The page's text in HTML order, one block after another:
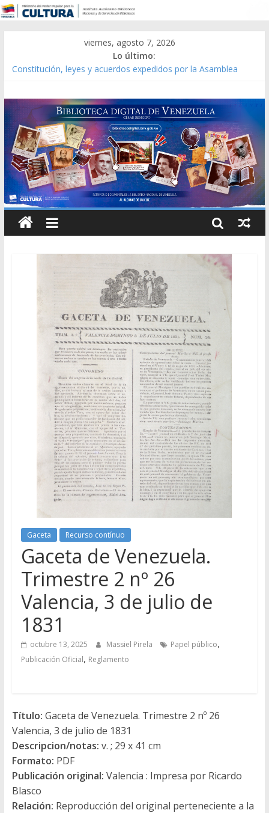
viernes, agosto 7, 2026
Lo último:
Constitución, leyes y acuerdos expedidos por la Asamblea
Modesta Bor Sánchez [material gráfico]
Gaceta Oficial de la República de Venezuela año CXXXIII Mes V,
Caracas 09 de marzo de 2006 N° 38.394
Catálogo temático de obras de Modesta Bor
Gaceta Recurso contínuo
Gaceta de Venezuela.
Trimestre 2 nº 26
Valencia, 3 de julio de
1831
octubre 13, 2025 Massiel Pirela Papel público,
Publicación Oficial, Reglamento
Título: Gaceta de Venezuela. Trimestre 2 nº 26
Valencia, 3 de julio de 1831
Descripcion/notas: v. ; 29 x 41 cm
Formato: PDF
Publicación original: Valencia : Impresa por Ricardo
Blasco
Relación: Reproducción del original perteneciente a la